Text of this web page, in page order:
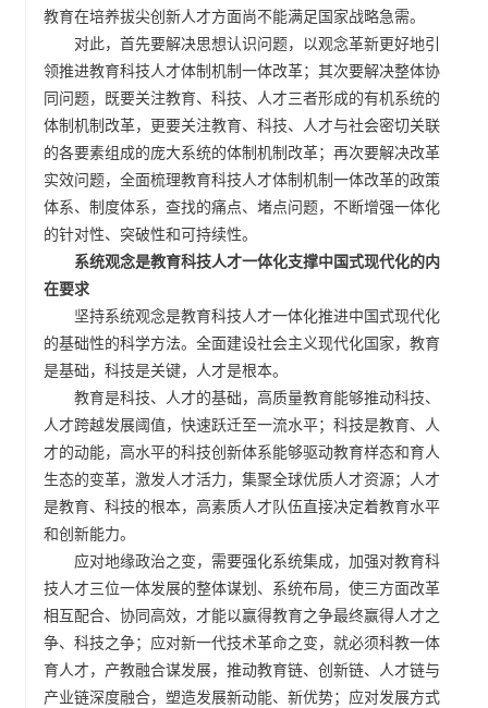
教育在培养拔尖创新人才方面尚不能满足国家战略急需。
对此，首先要解决思想认识问题，以观念革新更好地引
领推进教育科技人才体制机制一体改革；其次要解决整体协
同问题，既要关注教育、科技、人才三者形成的有机系统的
体制机制改革，更要关注教育、科技、人才与社会密切关联
的各要素组成的庞大系统的体制机制改革；再次要解决改革
实效问题，全面梳理教育科技人才体制机制一体改革的政策
体系、制度体系，查找的痛点、堵点问题，不断增强一体化
的针对性、突破性和可持续性。
系统观念是教育科技人才一体化支撑中国式现代化的内
在要求
坚持系统观念是教育科技人才一体化推进中国式现代化
的基础性的科学方法。全面建设社会主义现代化国家，教育
是基础，科技是关键，人才是根本。
教育是科技、人才的基础，高质量教育能够推动科技、
人才跨越发展阈值，快速跃迁至一流水平；科技是教育、人
才的动能，高水平的科技创新体系能够驱动教育样态和育人
生态的变革，激发人才活力，集聚全球优质人才资源；人才
是教育、科技的根本，高素质人才队伍直接决定着教育水平
和创新能力。
应对地缘政治之变，需要强化系统集成，加强对教育科
技人才三位一体发展的整体谋划、系统布局，使三方面改革
相互配合、协同高效，才能以赢得教育之争最终赢得人才之
争、科技之争；应对新一代技术革命之变，就必须科教一体
育人才，产教融合谋发展，推动教育链、创新链、人才链与
产业链深度融合，塑造发展新动能、新优势；应对发展方式